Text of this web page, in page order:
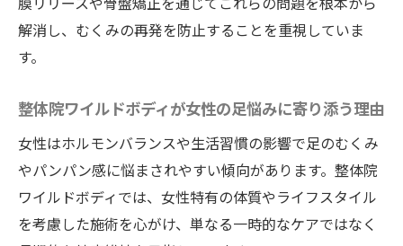
解消し、むくみの再発を防止することを重視していま
す。
整体院ワイルドボディが女性の足悩みに寄り添う理由
女性はホルモンバランスや生活習慣の影響で足のむくみ
やパンパン感に悩まされやすい傾向があります。整体院
ワイルドボディでは、女性特有の体質やライフスタイル
を考慮した施術を心がけ、単なる一時的なケアではなく